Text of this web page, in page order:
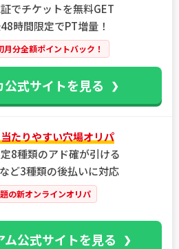
でチケットを無料GET
時間限定でPT増量！
月分全額ポイントバック！
公式サイトを見る
たりやすい穴場オリパ
8種類のアド確が引ける
ど3種類の後払いに対応
の新オンラインオリパ
公式サイトを見る